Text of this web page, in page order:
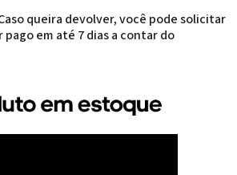
queira devolver, você pode solicitar
em até 7 dias a contar do